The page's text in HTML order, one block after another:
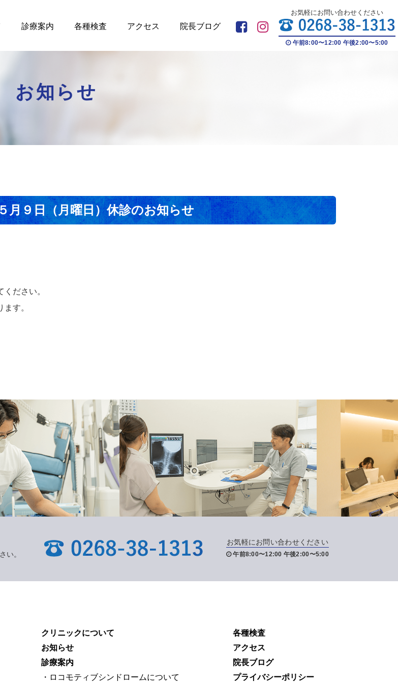
お気軽にお問い合わせください
午前8:00〜12:00 午後2:00〜5:00
院長ブログ
アクセス
各種検査
診療案内
お知らせ
月９日（月曜日）休診のお知らせ
ださい。
す。
い。
お気軽にお問い合わせください
午前8:00〜12:00 午後2:00〜5:00
クリニックについて
お知らせ
診療案内
・ロコモティブシンドロームについて
各種検査
アクセス
院長ブログ
プライバシーポリシー